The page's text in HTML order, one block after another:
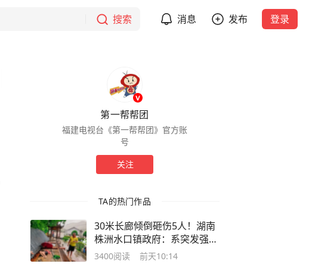
搜索 消息 发布 登录
第一帮帮团
福建电视台《第一帮帮团》官方账
号
关注
TA的热门作品
30米长廊倾倒砸伤5人！湖南
株洲水口镇政府：系突发强降
雨大风
3400阅读 前天10:14